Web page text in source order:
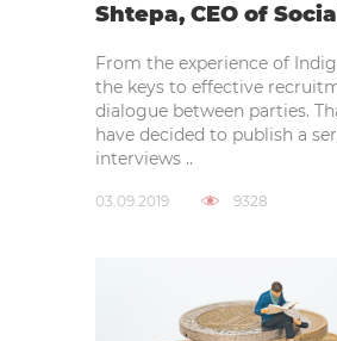
Shtepa, CEO of
From the experience of
the keys to effective
dialogue between parties.
have decided to publish a
interviews ..
03.09.2019 9328